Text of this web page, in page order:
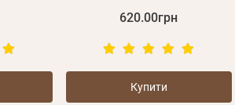
620.00грн
Купити